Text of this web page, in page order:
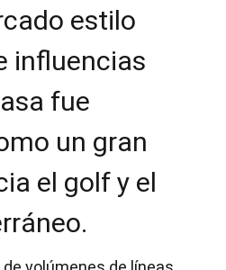
estilo
influencias
fue
un gran
el golf y el